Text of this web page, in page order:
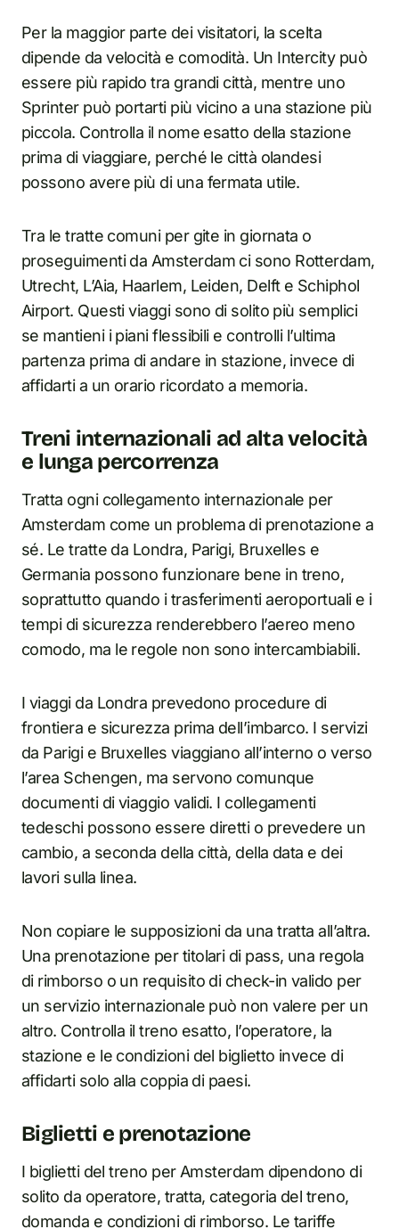
Per la maggior parte dei visitatori, la scelta
dipende da velocità e comodità. Un Intercity può
essere più rapido tra grandi città, mentre uno
Sprinter può portarti più vicino a una stazione più
piccola. Controlla il nome esatto della stazione
prima di viaggiare, perché le città olandesi
possono avere più di una fermata utile.
Tra le tratte comuni per gite in giornata o
proseguimenti da Amsterdam ci sono Rotterdam,
Utrecht, L’Aia, Haarlem, Leiden, Delft e Schiphol
Airport. Questi viaggi sono di solito più semplici
se mantieni i piani flessibili e controlli l’ultima
partenza prima di andare in stazione, invece di
affidarti a un orario ricordato a memoria.
Treni internazionali ad alta velocità
e lunga percorrenza
Tratta ogni collegamento internazionale per
Amsterdam come un problema di prenotazione a
sé. Le tratte da Londra, Parigi, Bruxelles e
Germania possono funzionare bene in treno,
soprattutto quando i trasferimenti aeroportuali e i
tempi di sicurezza renderebbero l’aereo meno
comodo, ma le regole non sono intercambiabili.
I viaggi da Londra prevedono procedure di
frontiera e sicurezza prima dell’imbarco. I servizi
da Parigi e Bruxelles viaggiano all’interno o verso
l’area Schengen, ma servono comunque
documenti di viaggio validi. I collegamenti
tedeschi possono essere diretti o prevedere un
cambio, a seconda della città, della data e dei
lavori sulla linea.
Non copiare le supposizioni da una tratta all’altra.
Una prenotazione per titolari di pass, una regola
di rimborso o un requisito di check-in valido per
un servizio internazionale può non valere per un
altro. Controlla il treno esatto, l’operatore, la
stazione e le condizioni del biglietto invece di
affidarti solo alla coppia di paesi.
Biglietti e prenotazione
I biglietti del treno per Amsterdam dipendono di
solito da operatore, tratta, categoria del treno,
domanda e condizioni di rimborso. Le tariffe